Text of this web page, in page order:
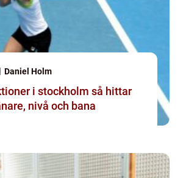
Daniel Holm
i stockholm så hittar
nivå och bana